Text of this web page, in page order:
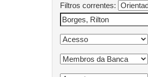
Filtros correntes: